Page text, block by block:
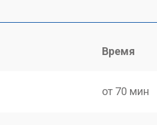
Время
от 70 мин